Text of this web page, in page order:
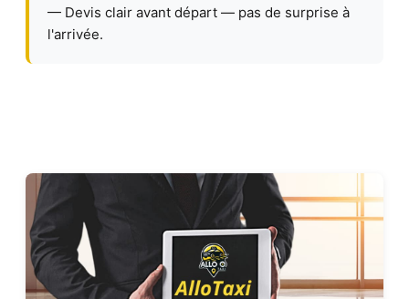
— Devis clair avant départ — pas de surprise à
l'arrivée.